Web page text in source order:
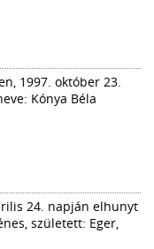
1997. október 23.
Kónya Béla
24. napján elhunyt
született: Eger,